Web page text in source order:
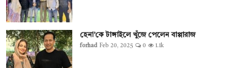
হেনা’কে টাঙ্গাইলে খুঁজে পেলেন বাপ্পারাজ
forhad Feb 20, 2025 0 1.1k